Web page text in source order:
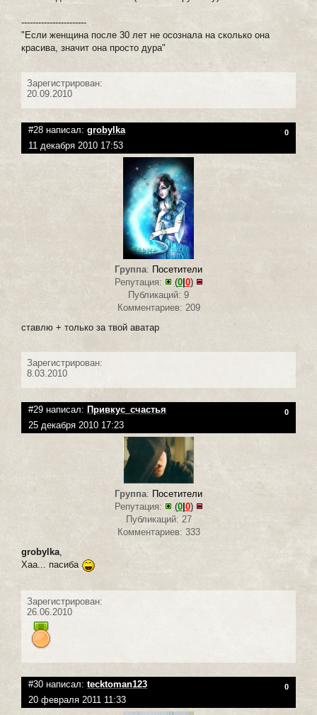
-----------------------
"Если женщина после 30 лет не осознала на сколько она
красива, значит она просто дура"
Зарегистрирован:
20.09.2010
#28 написал: grobylka 0
11 декабря 2010 17:53
Группа: Посетители
Репутация:
(0| 0)
Публикаций: 9
Комментариев: 209
ставлю + только за твой аватар
Зарегистрирован:
8.03.2010
#29 написал: Привкус_счастья 0
25 декабря 2010 17:23
Группа: Посетители
Репутация:
(0| 0)
Публикаций: 27
Комментариев: 333
grobylka,
Хаа... пасиба
Зарегистрирован:
26.06.2010
#30 написал: tecktoman123 0
20 февраля 2011 11:33